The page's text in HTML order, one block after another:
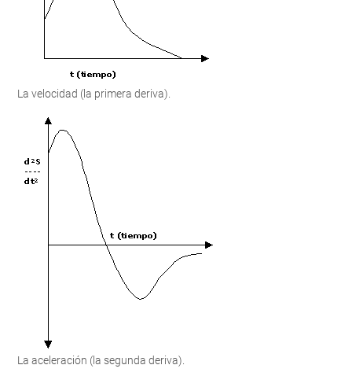
La velocidad (la primera deriva).
La aceleración (la segunda deriva).